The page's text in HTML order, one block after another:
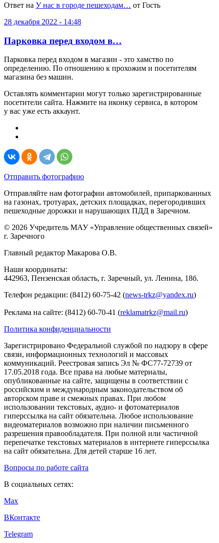
Ответ на У нас в городе пешеходам… от Гость
28 декабря 2022 - 14:48
Парковка перед входом в…
Парковка перед входом в магазин - это хамство по
определению. По отношению к прохожим и посетителям
магазина без машин.
Оставлять комментарии могут только зарегистрированные
посетители сайта. Нажмите на иконку сервиса, в котором
у вас уже есть аккаунт.
Отправить фотографию
Отправляйте нам фотографии автомобилей, припаркованных
на газонах, тротуарах, детских площадках, перегородивших
пешеходные дорожки и нарушающих ПДД в Заречном.
© 2026 Учредитель МАУ «Управление общественных связей»
г. Заречного
Главный редактор Макарова О.В.
Наши координаты:
442963, Пензенская область, г. Заречный, ул. Ленина, 18б.
Телефон редакции: (8412) 60-75-42 (news-trkz@yandex.ru)
Реклама на сайте: (8412) 60-70-41 (reklamatrkz@mail.ru)
Политика конфиденциальности
Зарегистрировано Федеральной службой по надзору в сфере
связи, информационных технологий и массовых
коммуникаций. Реестровая запись Эл № ФС77-72739 от
17.05.2018 года. Все права на любые материалы,
опубликованные на сайте, защищены в соответствии с
российским и международным законодательством об
авторском праве и смежных правах. При любом
использовании текстовых, аудио- и фотоматериалов
гиперссылка на сайт обязательна. Любое использование
видеоматериалов возможно при наличии письменного
разрешения правообладателя. При полной или частичной
перепечатке текстовых материалов в интернете гиперссылка
на сайт обязательна. Для детей старше 16 лет.
Вопросы по работе сайта
В социальных сетях:
Max
ВКонтакте
Telegram